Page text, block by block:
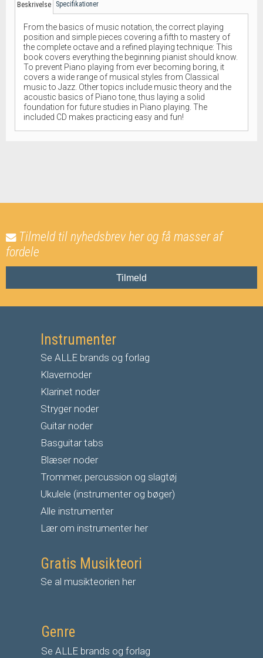
Beskrivelse Specifikationer
From the basics of music notation, the correct playing
position and simple pieces covering a fifth to mastery of
the complete octave and a refined playing technique: This
book covers everything the beginning pianist should know.
To prevent Piano playing from ever becoming boring, it
covers a wide range of musical styles from Classical
music to Jazz. Other topics include music theory and the
acoustic basics of Piano tone, thus laying a solid
foundation for future studies in Piano playing. The
included CD makes practicing easy and fun!
Tilmeld til nyhedsbrev her og få masser af
fordele
Tilmeld
Instrumenter
Se ALLE brands og forlag
Klavernoder
Klarinet noder
Stryger noder
Guitar noder
Basguitar tabs
Blæser noder
Trommer, percussion og slagtøj
Ukulele (instrumenter og bøger)
Alle instrumenter
Lær om instrumenter her
Gratis Musikteori
Se al musikteorien her
Genre
Se ALLE brands og forlag